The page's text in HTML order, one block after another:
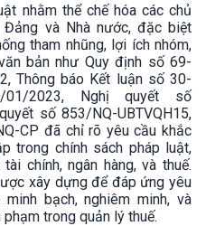
nhằm thể chế hóa các chủ
Đảng và Nhà nước, đặc biệt
tham nhũng, lợi ích nhóm,
bản như Quy định số 69-
Thông báo Kết luận số 30-
01/2023, Nghị quyết số
số 853/NQ-UBTVQH15,
CP đã chỉ rõ yêu cầu khắc
trong chính sách pháp luật,
chính, ngân hàng, và thuế.
xây dựng để đáp ứng yêu
bạch, nghiêm minh, và
trong quản lý thuế.